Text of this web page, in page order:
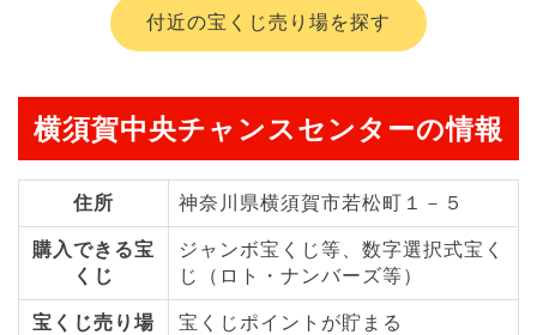
付近の宝くじ売り場を探す
横須賀中央チャンスセンターの情報
住所 神奈川県横須賀市若松町１－５
購入できる宝
くじ
ジャンボ宝くじ等、数字選択式宝く
じ（ロト・ナンバーズ等）
宝くじ売り場
宝くじポイントが貯まる